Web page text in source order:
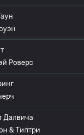
Роверс
Далвича
& Типтри